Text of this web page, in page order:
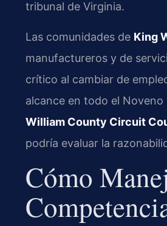
tribunal de Virginia.
Las comunidades de King
manufactureros y de
crítico al cambiar de
alcance en todo el
William County Circuit
podría evaluar la
Cómo